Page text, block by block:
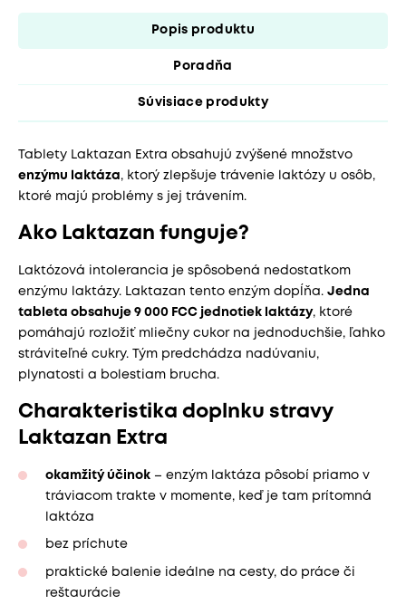
Popis produktu
Poradňa
Súvisiace produkty
Tablety Laktazan Extra obsahujú zvýšené množstvo
enzýmu laktáza, ktorý zlepšuje trávenie laktózy u osôb,
ktoré majú problémy s jej trávením.
Ako Laktazan funguje?
Laktózová intolerancia je spôsobená nedostatkom
enzýmu laktázy. Laktazan tento enzým dopĺňa. Jedna
tableta obsahuje 9 000 FCC jednotiek laktázy, ktoré
pomáhajú rozložiť mliečny cukor na jednoduchšie, ľahko
stráviteľné cukry. Tým predchádza nadúvaniu,
plynatosti a bolestiam brucha.
Charakteristika doplnku stravy
Laktazan Extra
okamžitý účinok – enzým laktáza pôsobí priamo v
tráviacom trakte v momente, keď je tam prítomná
laktóza
bez príchute
praktické balenie ideálne na cesty, do práce či
reštaurácie